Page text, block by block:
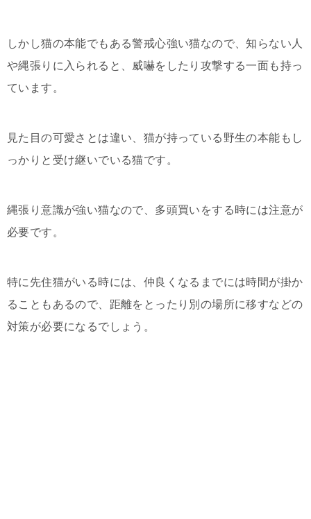
しかし猫の本能でもある警戒心強い猫なので、知らない人
や縄張りに入られると、威嚇をしたり攻撃する一面も持っ
ています。
見た目の可愛さとは違い、猫が持っている野生の本能もし
っかりと受け継いでいる猫です。
縄張り意識が強い猫なので、多頭買いをする時には注意が
必要です。
特に先住猫がいる時には、仲良くなるまでには時間が掛か
ることもあるので、距離をとったり別の場所に移すなどの
対策が必要になるでしょう。